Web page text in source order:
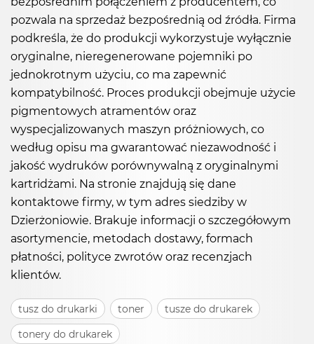
pozwala na sprzedaż bezpośrednią od źródła. Firma
podkreśla, że do produkcji wykorzystuje wyłącznie
oryginalne, nieregenerowane pojemniki po
jednokrotnym użyciu, co ma zapewnić
kompatybilność. Proces produkcji obejmuje użycie
pigmentowych atramentów oraz
wyspecjalizowanych maszyn próżniowych, co
według opisu ma gwarantować niezawodność i
jakość wydruków porównywalną z oryginalnymi
kartridżami. Na stronie znajdują się dane
kontaktowe firmy, w tym adres siedziby w
Dzierżoniowie. Brakuje informacji o szczegółowym
asortymencie, metodach dostawy, formach
płatności, polityce zwrotów oraz recenzjach
klientów.
tusz do drukarki toner
tusze do drukarek
tonery do drukarek